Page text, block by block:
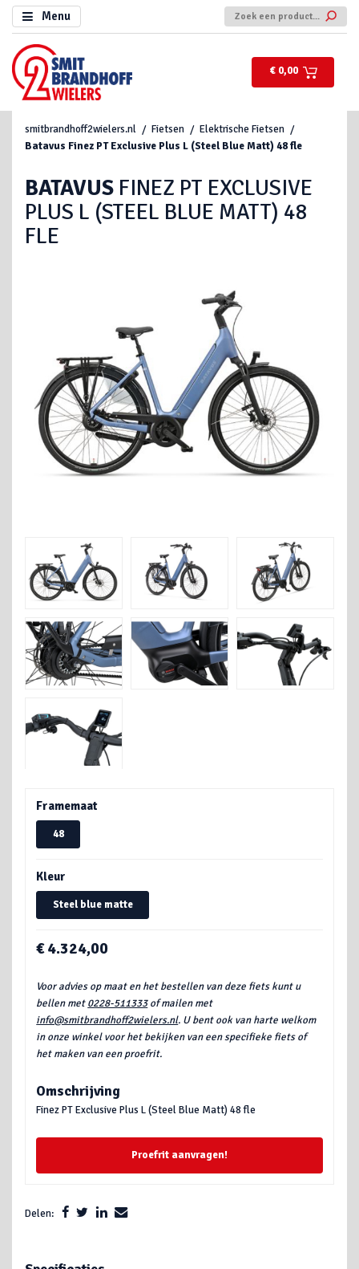
Menu
€ 0,00
smitbrandhoff2wielers.nl Fietsen
Elektrische Fietsen
Batavus Finez PT Exclusive Plus L (Steel Blue Matt) 48 fle
BATAVUS FINEZ PT EXCLUSIVE
PLUS L (STEEL BLUE MATT) 48
FLE
Framemaat
48
Kleur
Steel blue matte
€ 4.324,00
Voor advies op maat en het bestellen van deze fiets kunt u
bellen met0228-511333of mailen met
info@smitbrandhoff2wielers.nl. U bent ook van harte welkom
in onze winkel voor het bekijken van een specifieke fiets of
het maken van een proefrit.
Omschrijving
Finez PT Exclusive Plus L (Steel Blue Matt) 48 fle
Proefrit aanvragen!
Delen: